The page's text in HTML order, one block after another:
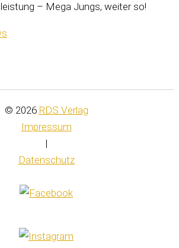
– Mega Jungs, weiter so!
© 2026 RDS Verlag
Impressum
|
Datenschutz